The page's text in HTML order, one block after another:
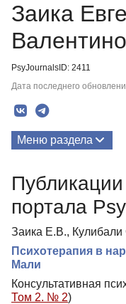
Заика
PsyJournalsID: 2411
Дата последнего
Меню раздела
портала
Заика Е.В., Кулибали
Психотерапия в
Мали
Консультативная
Том 2. № 2)